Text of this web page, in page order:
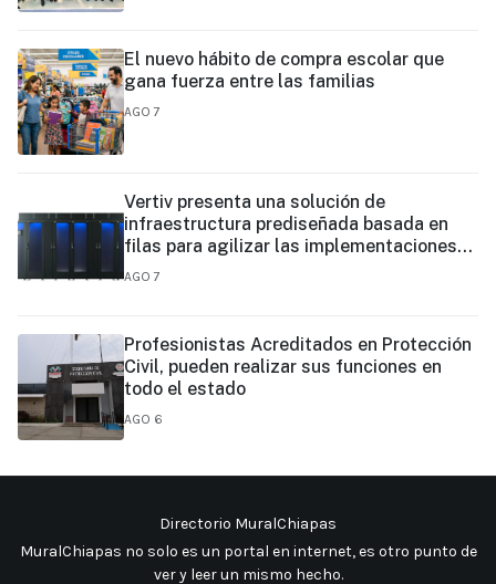
El nuevo hábito de compra escolar que
gana fuerza entre las familias
AGO 7
Vertiv presenta una solución de
infraestructura prediseñada basada en
filas para agilizar las implementaciones
de centros de datos en el borde y de IA en
AGO 7
Profesionistas Acreditados en Protección
Civil, pueden realizar sus funciones en
todo el estado
AGO 6
Directorio MuralChiapas
MuralChiapas no solo es un portal en internet, es otro punto de
ver y leer un mismo hecho.